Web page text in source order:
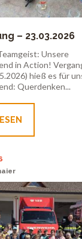
– 23.03.2026
Unsere
in Action!
hieß es für
Querdenken...